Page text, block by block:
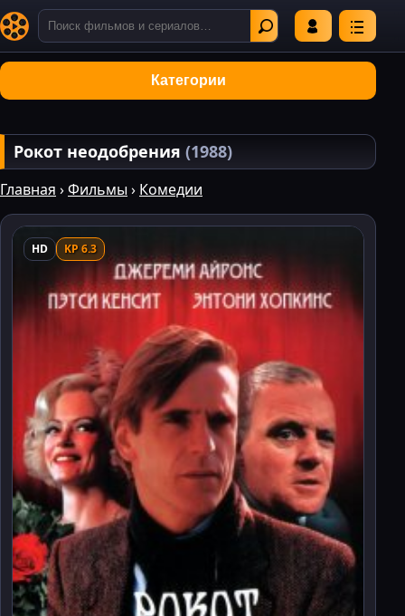
Категории
Рокот неодобрения (1988)
Главная ›Фильмы › Комедии
HD KP 6.3